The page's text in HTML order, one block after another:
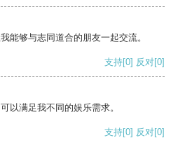
能够与志同道合的朋友一起交流。
支持[0] 反对[0]
以满足我不同的娱乐需求。
支持[0] 反对[0]